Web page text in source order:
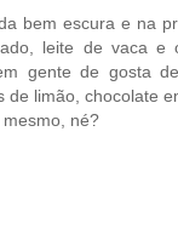
bem escura e na
leite de vaca e
gente de gosta
de limão, chocolate
né?